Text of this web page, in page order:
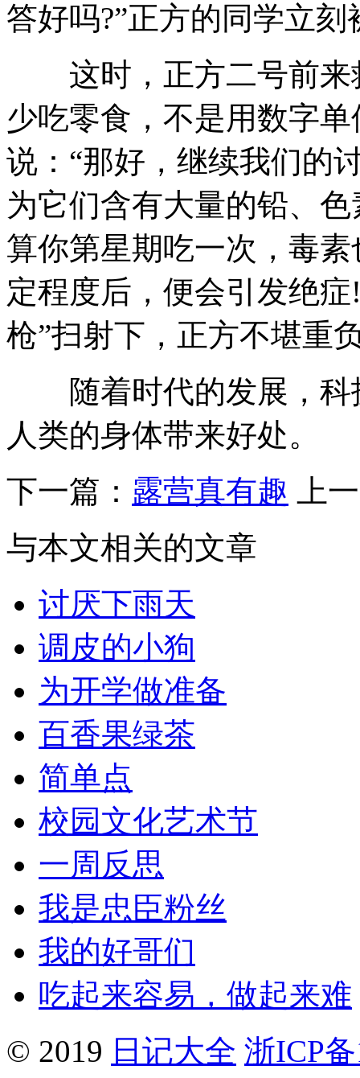
答好吗?”正方的同学立
这时，正方二号前来
少吃零食，不是用数字
说：“那好，继续我们的
为它们含有大量的铅、
算你第星期吃一次，毒
定程度后，便会引发绝
枪”扫射下，正方不堪重
随着时代的发展，科
人类的身体带来好处。
下一篇： 露营真有趣
上
与本文相关的文章
讨厌下雨天
调皮的小狗
为开学做准备
百香果绿茶
简单点
校园文化艺术节
一周反思
我是忠臣粉丝
我的好哥们
吃起来容易，做起来难
© 2019 日记大全 浙ICP